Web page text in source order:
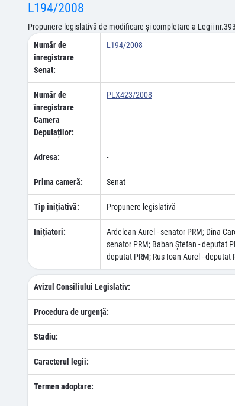
L194/2008
Propunere legislativă de modificare şi completare a Legii
Număr de
înregistrare
Senat:
L194/2008
Număr de
înregistrare
Camera
Deputaților:
PLX423/2008
Adresa: -
Prima cameră: Senat
Tip inițiativă: Propunere legislativă
Inițiatori:
Ardelean Aurel - senator PRM; Dina
senator PRM; Baban Ştefan - deputat
deputat PRM; Rus Ioan Aurel - deputat
Avizul Consiliului Legislativ:
Procedura de urgență:
Stadiu:
Caracterul legii:
Termen adoptare: